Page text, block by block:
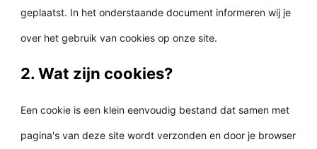
geplaatst. In het onderstaande document informeren wij je
over het gebruik van cookies op onze site.
2. Wat zijn cookies?
Een cookie is een klein eenvoudig bestand dat samen met
pagina's van deze site wordt verzonden en door je browser